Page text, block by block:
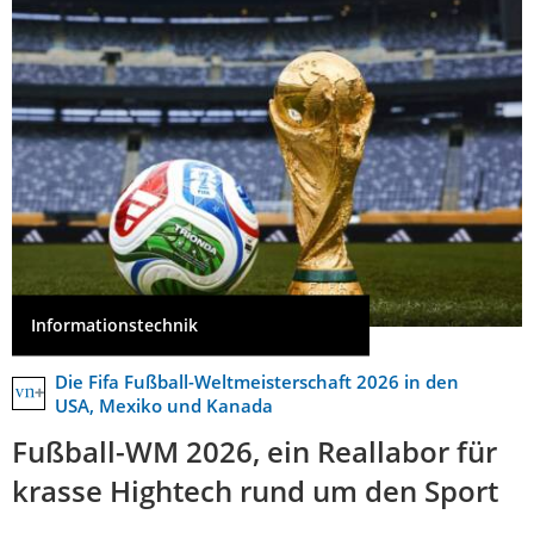
Informationstechnik
Die Fifa Fußball-Weltmeisterschaft 2026 in den
USA, Mexiko und Kanada
Fußball-WM 2026, ein Reallabor für
krasse Hightech rund um den Sport